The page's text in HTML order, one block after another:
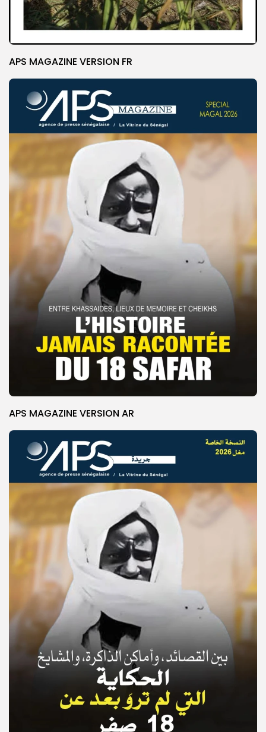
© Copyright 2025, APS
APS MAGAZINE VERSION FR
APS MAGAZINE VERSION AR